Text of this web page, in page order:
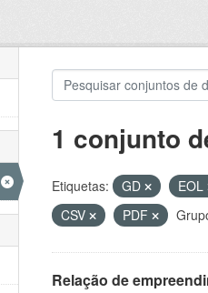
1 conjunto
Etiquetas: GD EOL
CSV
PDF
Relação de